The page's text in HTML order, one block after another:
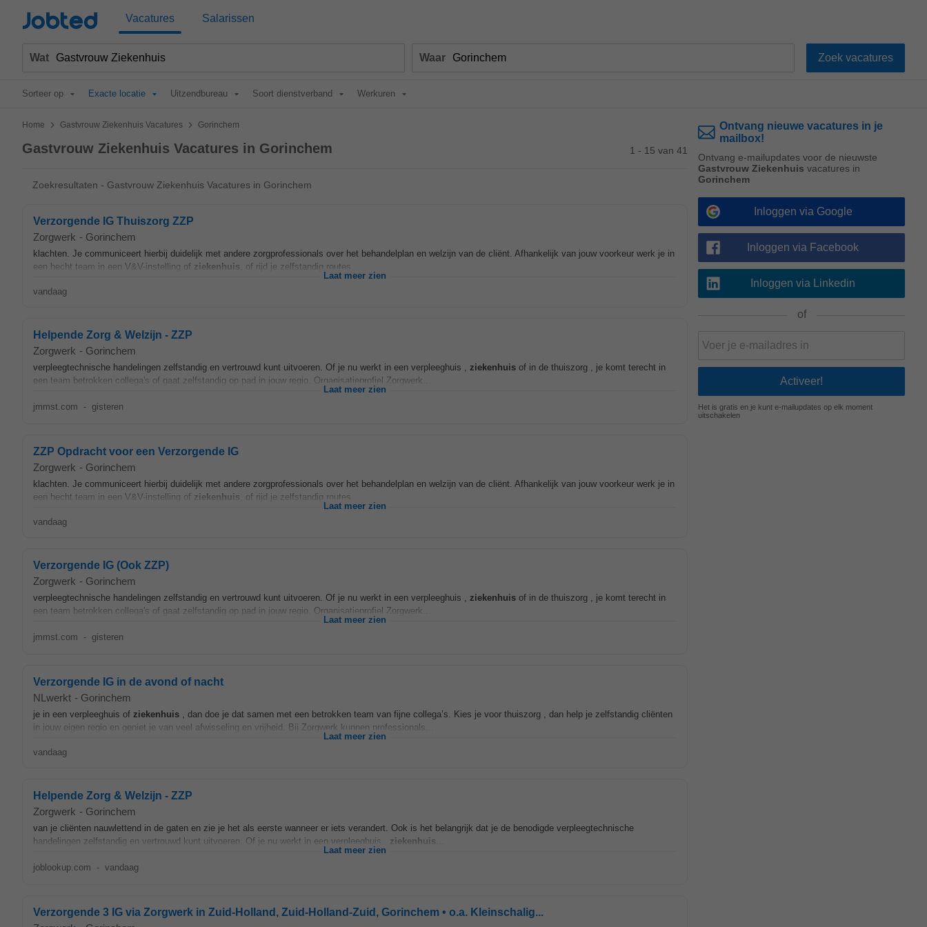
Jobted Vacatures Salarissen
Wat Waar
Sorteer op Exacte locatie Uitzendbureau Soort dienstverband Werkuren
Home > Gastvrouw Ziekenhuis Vacatures > Gorinchem
Gastvrouw Ziekenhuis Vacatures in Gorinchem 1 - 15 van 41
Zoekresultaten - Gastvrouw Ziekenhuis Vacatures in Gorinchem
Verzorgende IG Thuiszorg ZZP
Zorgwerk - Gorinchem
klachten. Je communiceert hierbij duidelijk met andere zorgprofessionals over het behandelplan en welzijn van de cliënt. Afhankelijk van jouw voorkeur werk je in
een hecht team in een V&V-instelling of ziekenhuis , of rijd je zelfstandig routes...
Laat meer zien
vandaag
Helpende Zorg & Welzijn - ZZP
Zorgwerk - Gorinchem
verpleegtechnische handelingen zelfstandig en vertrouwd kunt uitvoeren. Of je nu werkt in een verpleeghuis , ziekenhuis of in de thuiszorg , je komt terecht in
een team betrokken collega's of gaat zelfstandig op pad in jouw regio. Organisatieprofiel Zorgwerk...
Laat meer zien
jmmst.com - gisteren
ZZP Opdracht voor een Verzorgende IG
Zorgwerk - Gorinchem
klachten. Je communiceert hierbij duidelijk met andere zorgprofessionals over het behandelplan en welzijn van de cliënt. Afhankelijk van jouw voorkeur werk je in
een hecht team in een V&V-instelling of ziekenhuis , of rijd je zelfstandig routes...
Laat meer zien
vandaag
Verzorgende IG (Ook ZZP)
Zorgwerk - Gorinchem
verpleegtechnische handelingen zelfstandig en vertrouwd kunt uitvoeren. Of je nu werkt in een verpleeghuis , ziekenhuis of in de thuiszorg , je komt terecht in
een team betrokken collega's of gaat zelfstandig op pad in jouw regio. Organisatieprofiel Zorgwerk...
Laat meer zien
jmmst.com - gisteren
Verzorgende IG in de avond of nacht
NLwerkt - Gorinchem
je in een verpleeghuis of ziekenhuis , dan doe je dat samen met een betrokken team van fijne collega’s. Kies je voor thuiszorg , dan help je zelfstandig cliënten
in jouw eigen regio en geniet je van veel afwisseling en vrijheid. Bij Zorgwerk kunnen professionals...
Laat meer zien
vandaag
Helpende Zorg & Welzijn - ZZP
Zorgwerk - Gorinchem
van je cliënten nauwlettend in de gaten en zie je het als eerste wanneer er iets verandert. Ook is het belangrijk dat je de benodigde verpleegtechnische
handelingen zelfstandig en vertrouwd kunt uitvoeren. Of je nu werkt in een verpleeghuis , ziekenhuis
Laat meer zien
joblookup.com - vandaag
Verzorgende 3 IG via Zorgwerk in Zuid-Holland, Zuid-Holland-Zuid, Gorinchem • o.a. Kleinschalig...
Ontvang nieuwe vacatures in je
mailbox!
Ontvang e-mailupdates voor de nieuwste
Gastvrouw Ziekenhuis vacatures in
Gorinchem
Inloggen via Google
Inloggen via Facebook
Inloggen via Linkedin
of
Het is gratis en je kunt e-mailupdates op elk moment
uitschakelen